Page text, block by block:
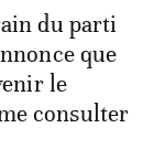
du parti
que
le
consulter